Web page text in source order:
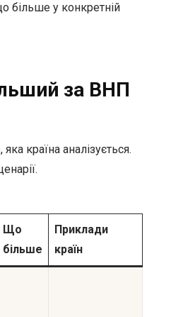
більше у конкретній
за ВНП
країна аналізується.
Що
більше
Приклади
країн